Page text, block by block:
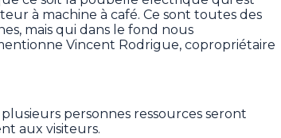
à machine à café. Ce sont toutes des
mais qui dans le fond nous
Vincent Rodrigue, copropriétaire
personnes ressources seront
aux visiteurs.